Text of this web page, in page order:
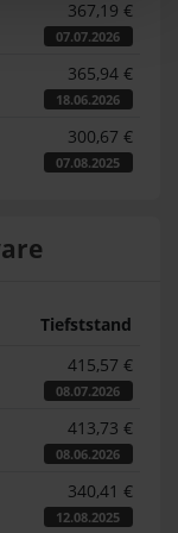
367,19 €
07.07.2026
365,94 €
18.06.2026
300,67 €
07.08.2025
Tiefststand
415,57 €
08.07.2026
413,73 €
08.06.2026
340,41 €
12.08.2025